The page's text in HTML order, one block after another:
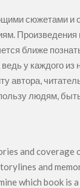
сюжетами и
Произведения
ближе
у каждого из
автора,
людям,
and coverage
and
which book is